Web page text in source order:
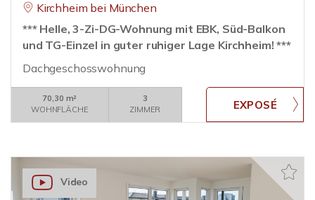
Kirchheim bei München
*** Helle, 3-Zi-DG-Wohnung mit EBK, Süd-Balkon
und TG-Einzel in guter ruhiger Lage Kirchheim! ***
Dachgeschosswohnung
70,30 m²
WOHNFLÄCHE
3
ZIMMER
Video